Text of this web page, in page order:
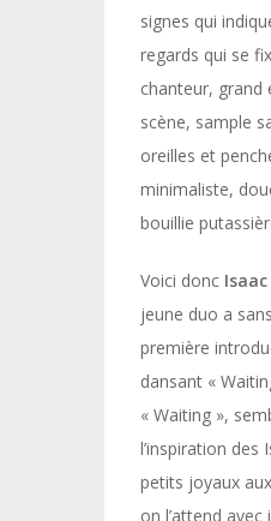
signes qui
regards qui se
chanteur, grand
scène, sample
oreilles et
minimaliste,
bouillie
Voici donc
jeune duo a
première
dansant «
« Waiting »,
l’inspiration des
petits joyaux
on l’attend avec